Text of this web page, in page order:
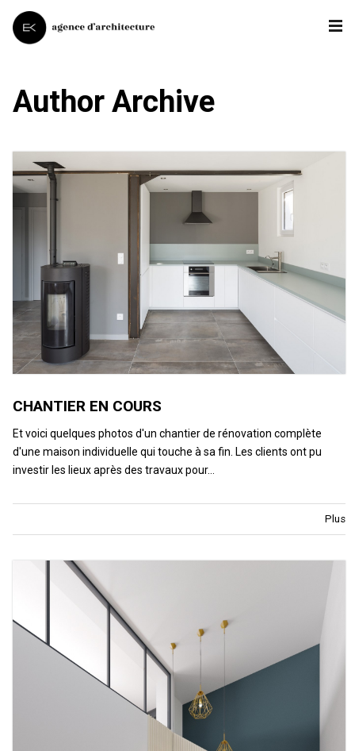
Author Archive
CHANTIER EN COURS
Et voici quelques photos d'un chantier de rénovation complète
d'une maison individuelle qui touche à sa fin. Les clients ont pu
investir les lieux après des travaux pour…
Plus